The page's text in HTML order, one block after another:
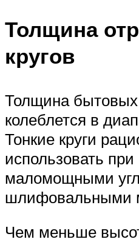
Толщина
кругов
Толщина бытовых
колеблется в
Тонкие круги
использовать при
маломощными
шлифовальными
Чем меньше